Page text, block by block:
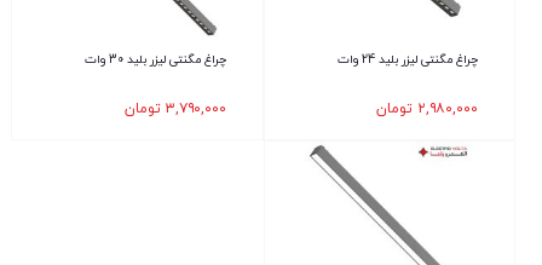
چراغ مگنتی لیزر بلید 24 وات
۲,۹۸۰,۰۰۰ تومان
چراغ مگنتی لیزر بلید 30 وات
۳,۷۹۰,۰۰۰ تومان